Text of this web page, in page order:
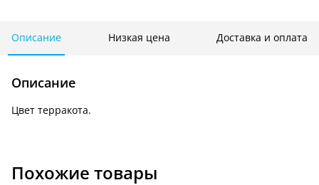
105
Описание Низкая цена Доставка и оплата
Описание
Цвет терракота.
Похожие товары